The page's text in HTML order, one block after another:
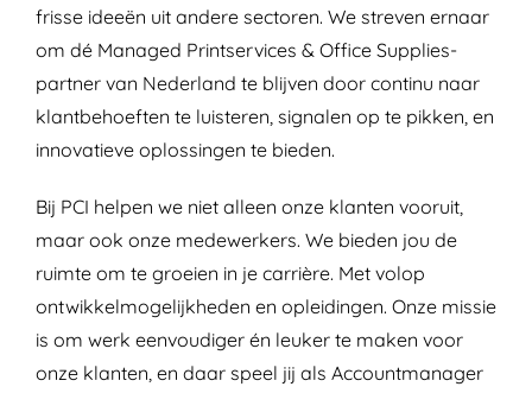
frisse ideeën uit andere sectoren. We streven ernaar
om dé Managed Printservices & Office Supplies-
partner van Nederland te blijven door continu naar
klantbehoeften te luisteren, signalen op te pikken, en
innovatieve oplossingen te bieden.
Bij PCI helpen we niet alleen onze klanten vooruit,
maar ook onze medewerkers. We bieden jou de
ruimte om te groeien in je carrière. Met volop
ontwikkelmogelijkheden en opleidingen. Onze missie
is om werk eenvoudiger én leuker te maken voor
onze klanten, en daar speel jij als Accountmanager